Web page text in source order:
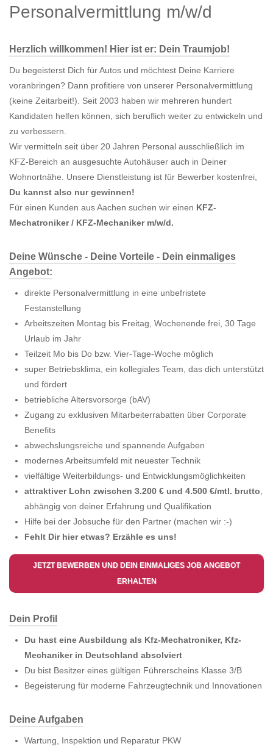
Personalvermittlung m/w/d
Herzlich willkommen! Hier ist er: Dein Traumjob!
Du begeisterst Dich für Autos und möchtest Deine Karriere
voranbringen? Dann profitiere von unserer Personalvermittlung
(keine Zeitarbeit!). Seit 2003 haben wir mehreren hundert
Kandidaten helfen können, sich beruflich weiter zu entwickeln und
zu verbessern.
Wir vermitteln seit über 20 Jahren Personal ausschließlich im
KFZ-Bereich an ausgesuchte Autohäuser auch in Deiner
Wohnortnähe. Unsere Dienstleistung ist für Bewerber kostenfrei,
Du kannst also nur gewinnen!
Für einen Kunden aus Aachen suchen wir einen KFZ-
Mechatroniker / KFZ-Mechaniker m/w/d.
Deine Wünsche - Deine Vorteile - Dein einmaliges
Angebot:
direkte Personalvermittlung in eine unbefristete
Festanstellung
Arbeitszeiten Montag bis Freitag, Wochenende frei, 30 Tage
Urlaub im Jahr
Teilzeit Mo bis Do bzw. Vier-Tage-Woche möglich
super Betriebsklima, ein kollegiales Team, das dich unterstützt
und fördert
betriebliche Altersvorsorge (bAV)
Zugang zu exklusiven Mitarbeiterrabatten über Corporate
Benefits
abwechslungsreiche und spannende Aufgaben
modernes Arbeitsumfeld mit neuester Technik
vielfältige Weiterbildungs- und Entwicklungsmöglichkeiten
attraktiver Lohn zwischen 3.200 € und 4.500 €/mtl. brutto
abhängig von deiner Erfahrung und Qualifikation
Hilfe bei der Jobsuche für den Partner (machen wir :-)
Fehlt Dir hier etwas? Erzähle es uns!
JETZT BEWERBEN UND DEIN EINMALIGES JOB ANGEBOT
ERHALTEN
Dein Profil
Du hast eine Ausbildung als Kfz-Mechatroniker, Kfz-
Mechaniker in Deutschland absolviert
Du bist Besitzer eines gültigen Führerscheins Klasse 3/B
Begeisterung für moderne Fahrzeugtechnik und Innovationen
Deine Aufgaben
Wartung, Inspektion und Reparatur PKW